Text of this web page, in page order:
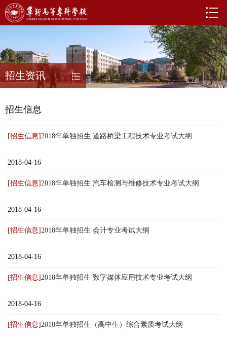
招生资讯
招生信息
[招生信息]2018年单独招生 道路桥梁工程技术专业考试大纲
2018-04-16
[招生信息]2018年单独招生 汽车检测与维修技术专业考试大纲
2018-04-16
[招生信息]2018年单独招生 会计专业考试大纲
2018-04-16
[招生信息]2018年单独招生 数字媒体应用技术专业考试大纲
2018-04-16
[招生信息]2018年单独招生（高中生）综合素质考试大纲